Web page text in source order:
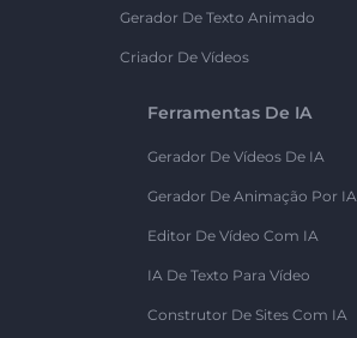
Gerador De Texto Animado
Criador De Vídeos
Ferramentas De IA
Gerador De Vídeos De IA
Gerador De Animação Por IA
Editor De Vídeo Com IA
IA De Texto Para Vídeo
Construtor De Sites Com IA